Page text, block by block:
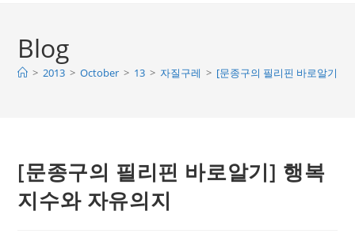
Blog
> 2013 > October > 13 > 자질구레 > [문종구의 필리핀 바로알기]
[문종구의 필리핀 바로알기] 행복
지수와 자유의지